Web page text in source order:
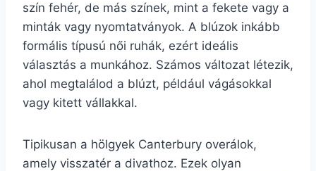
szín fehér, de más színek, mint a fekete vagy a
minták vagy nyomtatványok. A blúzok inkább
formális típusú női ruhák, ezért ideális
választás a munkához. Számos változat létezik,
ahol megtalálod a blúzt, például vágásokkal
vagy kitett vállakkal.
Tipikusan a hölgyek Canterbury overálok,
amely visszatér a divathoz. Ezek olyan